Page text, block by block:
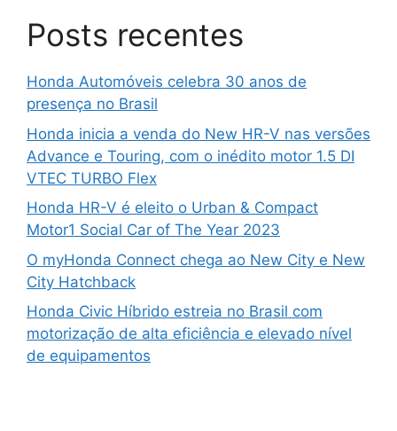
Posts recentes
Honda Automóveis celebra 30 anos de
presença no Brasil
Honda inicia a venda do New HR-V nas versões
Advance e Touring, com o inédito motor 1.5 DI
VTEC TURBO Flex
Honda HR-V é eleito o Urban & Compact
Motor1 Social Car of The Year 2023
O myHonda Connect chega ao New City e New
City Hatchback
Honda Civic Híbrido estreia no Brasil com
motorização de alta eficiência e elevado nível
de equipamentos